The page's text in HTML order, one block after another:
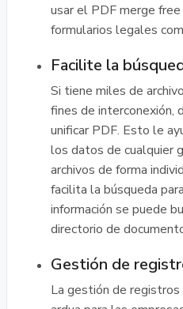
usar el PDF merge
formularios legales
Facilite la
Si tiene miles de
fines de interconexión,
unificar PDF. Esto le
los datos de cualquier
archivos de forma
facilita la búsqueda
información se puede
directorio de
Gestión de
La gestión de